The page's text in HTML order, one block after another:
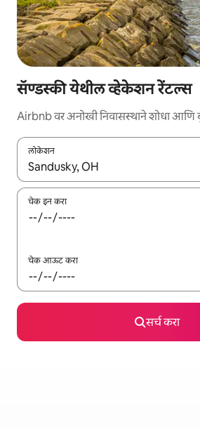
सॅण्डस्की येथील व्हेकेशन रेंटल्स
Airbnb वर अनोखी निवासस्थाने शोधा आणि
लोकेशन
जेव्हा परिणाम उपलब्ध असतील, तेव्हा वरच्या
चेक इन करा
चेक आऊट करा
सर्च करा